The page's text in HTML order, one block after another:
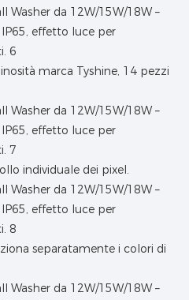
marca Tyshine, 14 pezzi
individuale dei pixel.
separatamente i colori di